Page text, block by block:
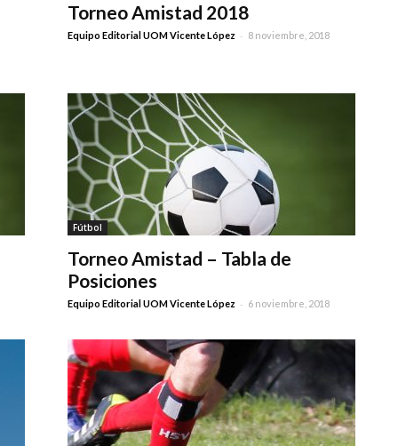
Torneo Amistad 2018
Equipo Editorial UOM Vicente López - 8 noviembre, 2018
Fútbol
Torneo Amistad – Tabla de
Posiciones
Equipo Editorial UOM Vicente López - 6 noviembre, 2018